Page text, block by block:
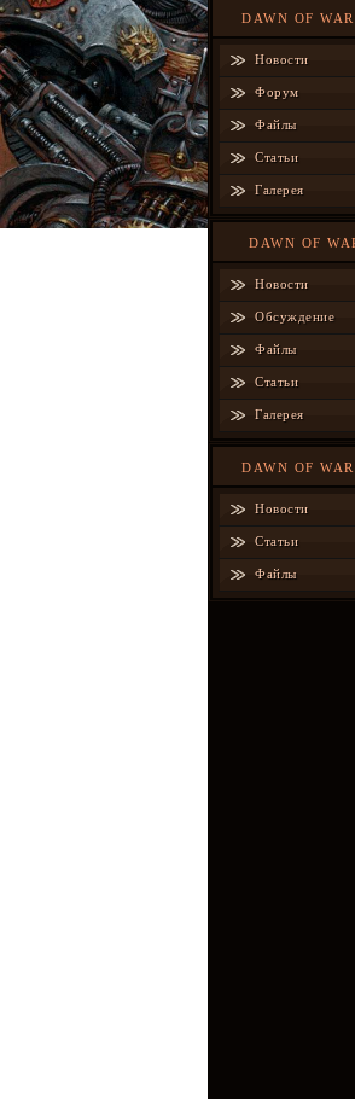
DAWN OF
Новости
Форум
Файлы
Статьи
Галерея
DAWN OF
Новости
Обсуждение
Файлы
Статьи
Галерея
DAWN OF
Новости
Статьи
Файлы